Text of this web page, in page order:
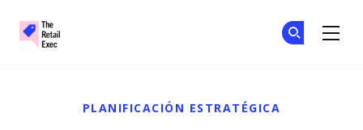
PLANIFICACIÓN ESTRATÉGICA